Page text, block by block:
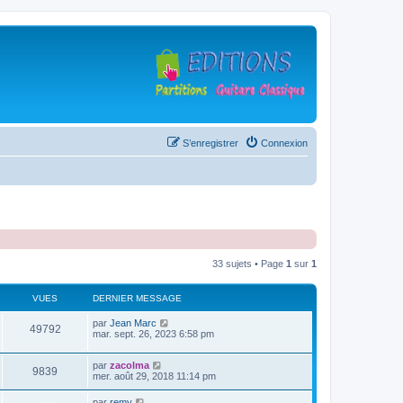
Connexion
S’enregistrer
33 sujets • Page 1 sur 1
VUES DERNIER MESSAGE
49792V
u
D
e
n
i
e
par Jean Marc
mar. sept. 26, 2023 6:58 pm
9839
u
D
e
par zacolma
mer. août 29, 2018 11:14 pm